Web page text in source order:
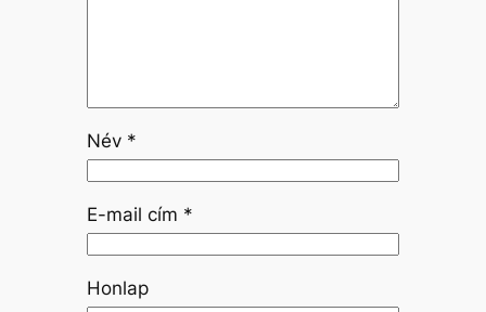
Név *
E-mail cím *
Honlap